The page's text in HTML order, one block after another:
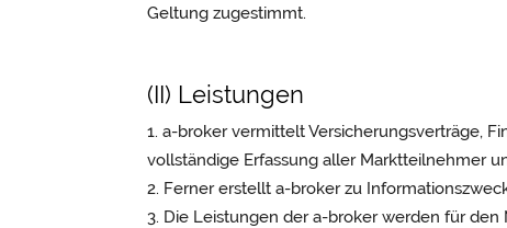
Geltung zugestimmt.
(II) Leistungen
a-broker vermittelt Versicherungsverträge,
vollständige Erfassung aller Marktteilnehmer
Ferner erstellt a-broker zu
Die Leistungen der a-broker werden für